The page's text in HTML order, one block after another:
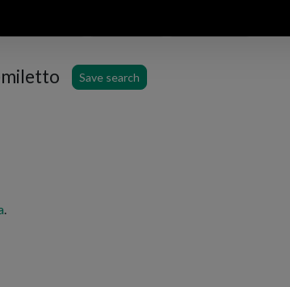
Save search
.